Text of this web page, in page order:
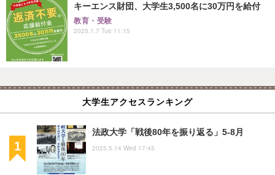
キーエンス財団、大学生3,500名に30万円を給付
教育・受験
2025.1.7 Tue 11:15
大学生アクセスランキング
法政大学「戦後80年を振り返る」5-8月
2025.5.14 Wed 17:45